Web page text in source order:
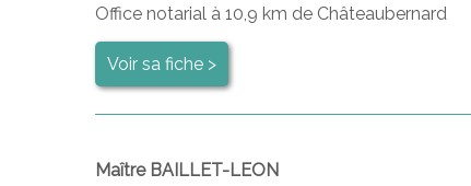
Office notarial à 10,9 km de Châteaubernard
Voir sa fiche >
Maître BAILLET-LEON